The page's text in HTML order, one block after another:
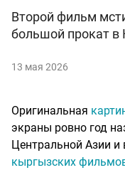
Второй фильм
большой прокат в
13 мая 2026
Оригинальная
экраны ровно год
Центральной Азии и
кыргызских